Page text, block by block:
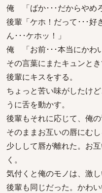
俺 「ばか･･･だからやめ
後輩「ケホ！だって･･･好
ん･･･ケホッ！」
俺 「お前･･･本当にかわ
その言葉にまたキュンと
後輩にキスをする。
ちょっと苦い味がしたけ
うに舌を動かす。
後輩もそれに応じて、俺
そのままお互いの唇にむし
少しして唇が離れた。お
く。
気付くと俺のモノは、激
後輩も同じだった。かわ